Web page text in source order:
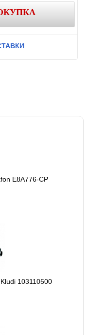
E8A776-CP
103110500